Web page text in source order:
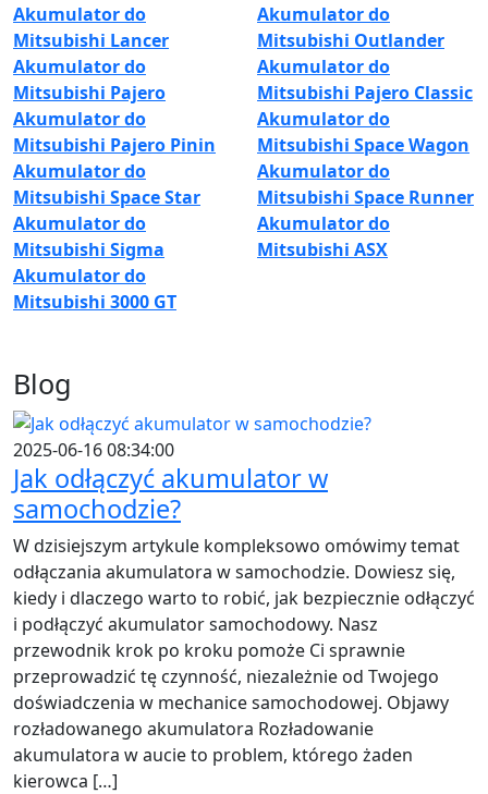
Akumulator do
Mitsubishi Lancer
Akumulator do
Mitsubishi Outlander
Akumulator do
Mitsubishi Pajero
Akumulator do
Mitsubishi Pajero Classic
Akumulator do
Mitsubishi Pajero Pinin
Akumulator do
Mitsubishi Space Wagon
Akumulator do
Mitsubishi Space Star
Akumulator do
Mitsubishi Space Runner
Akumulator do
Mitsubishi Sigma
Akumulator do
Mitsubishi ASX
Akumulator do
Mitsubishi 3000 GT
Blog
2025-06-16 08:34:00
Jak odłączyć akumulator w
samochodzie?
W dzisiejszym artykule kompleksowo omówimy temat
odłączania akumulatora w samochodzie. Dowiesz się,
kiedy i dlaczego warto to robić, jak bezpiecznie odłączyć
i podłączyć akumulator samochodowy. Nasz
przewodnik krok po kroku pomoże Ci sprawnie
przeprowadzić tę czynność, niezależnie od Twojego
doświadczenia w mechanice samochodowej. Objawy
rozładowanego akumulatora Rozładowanie
akumulatora w aucie to problem, którego żaden
kierowca […]